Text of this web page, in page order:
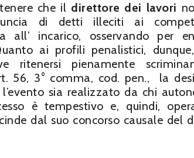
che il direttore dei lavori
di detti illeciti ai
all’ incarico, osservando per
ai profili penalistici,
ritenersi pienamente
56, 3° comma, cod. pen., la
sia realizzato da chi
è tempestivo e, quindi,
dal suo concorso causale del